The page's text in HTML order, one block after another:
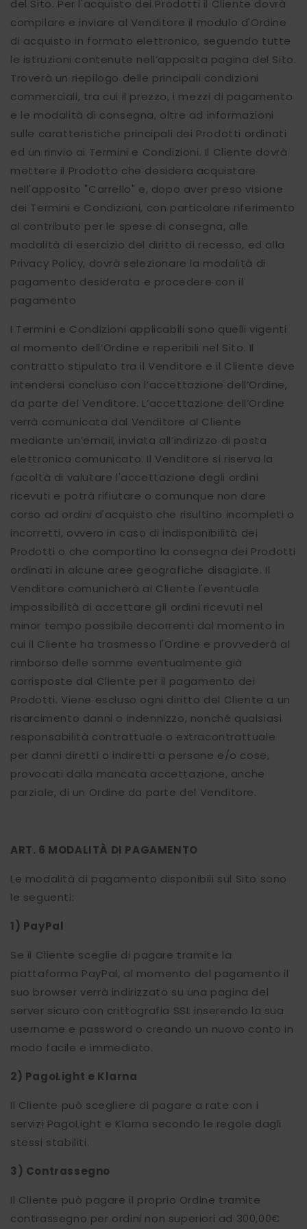
del Sito. Per l'acquisto dei Prodotti il Cliente dovrà
compilare e inviare al Venditore il modulo d'Ordine
di acquisto in formato elettronico, seguendo tutte
le istruzioni contenute nell’apposita pagina del Sito.
Troverà un riepilogo delle principali condizioni
commerciali, tra cui il prezzo, i mezzi di pagamento
e le modalità di consegna, oltre ad informazioni
sulle caratteristiche principali dei Prodotti ordinati
ed un rinvio ai Termini e Condizioni. Il Cliente dovrà
mettere il Prodotto che desidera acquistare
nell'apposito "Carrello" e, dopo aver preso visione
dei Termini e Condizioni, con particolare riferimento
al contributo per le spese di consegna, alle
modalità di esercizio del diritto di recesso, ed alla
Privacy Policy, dovrà selezionare la modalità di
pagamento desiderata e procedere con il
pagamento
I Termini e Condizioni applicabili sono quelli vigenti
al momento dell’Ordine e reperibili nel Sito. Il
contratto stipulato tra il Venditore e il Cliente deve
intendersi concluso con l’accettazione dell’Ordine,
da parte del Venditore. L’accettazione dell’Ordine
verrà comunicata dal Venditore al Cliente
mediante un’email, inviata all’indirizzo di posta
elettronica comunicato. Il Venditore si riserva la
facoltà di valutare l'accettazione degli ordini
ricevuti e potrà rifiutare o comunque non dare
corso ad ordini d'acquisto che risultino incompleti o
incorretti, ovvero in caso di indisponibilità dei
Prodotti o che comportino la consegna dei Prodotti
ordinati in alcune aree geografiche disagiate. Il
Venditore comunicherà al Cliente l'eventuale
impossibilità di accettare gli ordini ricevuti nel
minor tempo possibile decorrenti dal momento in
cui il Cliente ha trasmesso l'Ordine e provvederà al
rimborso delle somme eventualmente già
corrisposte dal Cliente per il pagamento dei
Prodotti. Viene escluso ogni diritto del Cliente a un
risarcimento danni o indennizzo, nonché qualsiasi
responsabilità contrattuale o extracontrattuale
per danni diretti o indiretti a persone e/o cose,
provocati dalla mancata accettazione, anche
parziale, di un Ordine da parte del Venditore.
ART. 6 MODALITÀ DI PAGAMENTO
Le modalità di pagamento disponibili sul Sito sono
le seguenti:
1) PayPal
Se il Cliente sceglie di pagare tramite la
piattaforma PayPal, al momento del pagamento il
suo browser verrà indirizzato su una pagina del
server sicuro con crittografia SSL inserendo la sua
username e password o creando un nuovo conto in
modo facile e immediato.
2) PagoLight e Klarna
Il Cliente può scegliere di pagare a rate con i
servizi PagoLight e Klarna secondo le regole dagli
stessi stabiliti.
3) Contrassegno
Il Cliente può pagare il proprio Ordine tramite
contrassegno per ordini non superiori ad 300,00€